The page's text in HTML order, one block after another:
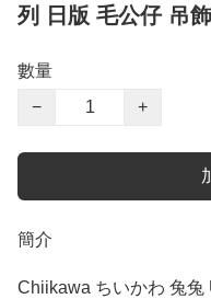
列 日版 毛公仔 吊
數量
−
+
簡介
Chiikawa ちいかわ 兔兔